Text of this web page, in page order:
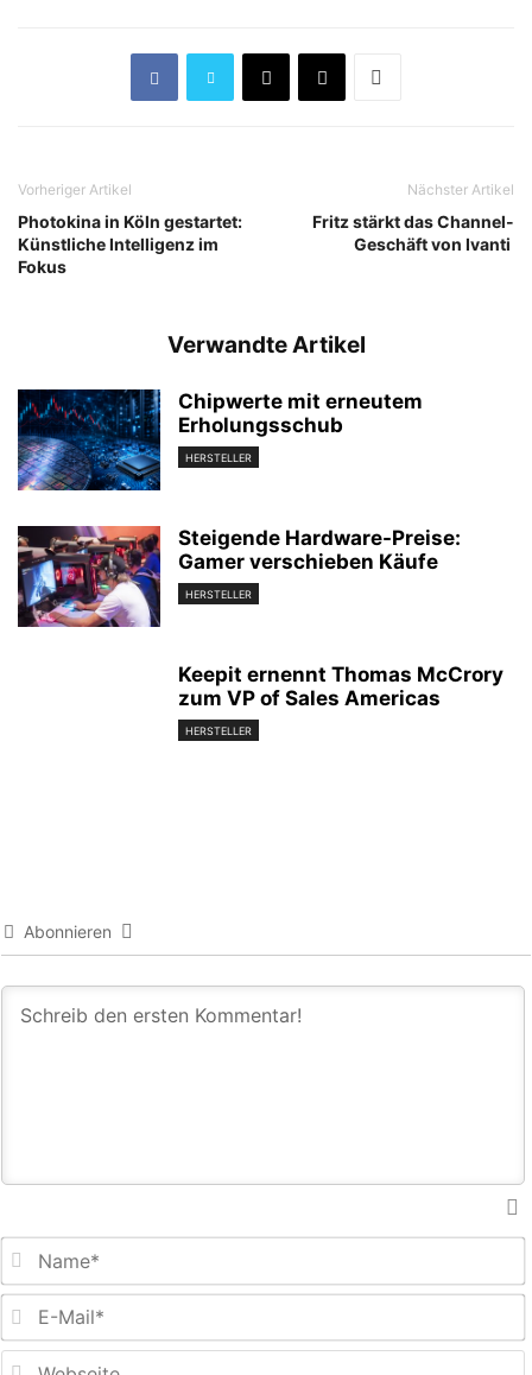
Vorheriger Artikel
Photokina in Köln gestartet:
Künstliche Intelligenz im
Fokus
Nächster Artikel
Fritz stärkt das Channel-
Geschäft von Ivanti
Verwandte Artikel
Chipwerte mit erneutem
Erholungsschub
HERSTELLER
Steigende Hardware-Preise:
Gamer verschieben Käufe
HERSTELLER
Keepit ernennt Thomas McCrory
zum VP of Sales Americas
HERSTELLER
Abonnieren